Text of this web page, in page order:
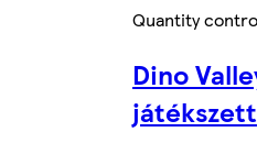
Quantity
Dino
játékszett